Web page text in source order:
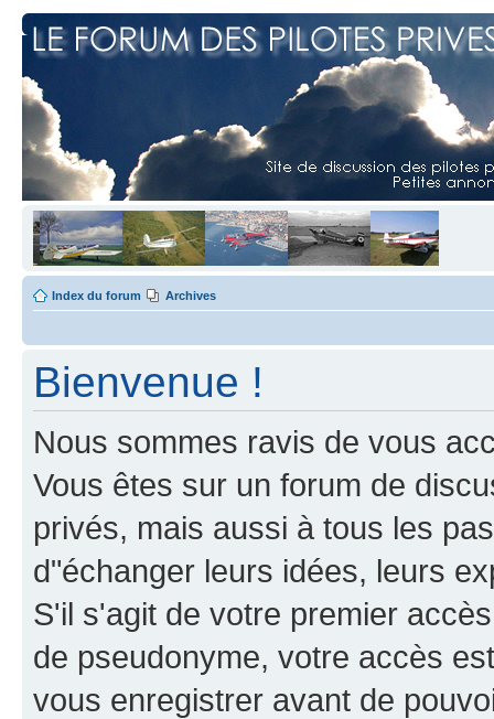
Index du forum Archives
Bienvenue !
Nous sommes ravis de vous
Vous êtes sur un forum de
privés, mais aussi à tous les
d"échanger leurs idées, leurs
S'il s'agit de votre premier
de pseudonyme, votre accès
vous enregistrer avant de